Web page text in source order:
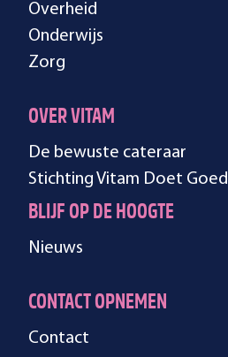
Overheid
Onderwijs
Zorg
OVER VITAM
De bewuste cateraar
Stichting Vitam Doet Goed
BLIJF OP DE HOOGTE
Nieuws
CONTACT OPNEMEN
Contact